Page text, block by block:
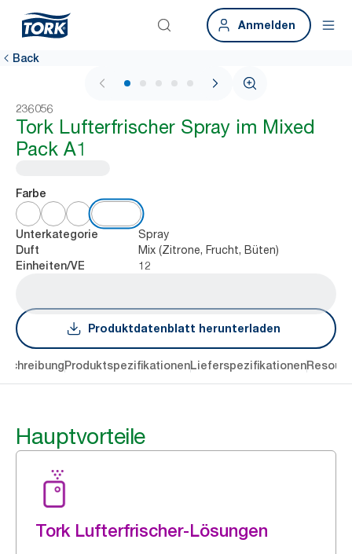
Anmelden
Back
1 / 6
236056
Tork Lufterfrischer Spray im Mixed
Pack A1
Farbe
Unterkategorie Spray
Duft Mix (Zitrone, Frucht, Büten)
Einheiten/VE 12
Produktdatenblatt herunterladen
ProduktspezifikationenLieferspezifikationen
Hauptvorteile
Tork Lufterfrischer-Lösungen